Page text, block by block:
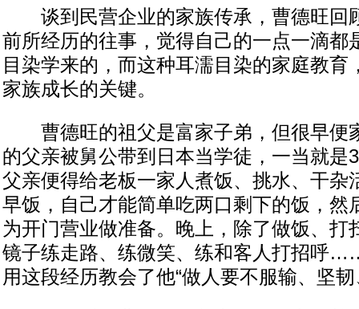
谈到民营企业的家族传承，曹德旺回
前所经历的往事，觉得自己的一点一滴都
目染学来的，而这种耳濡目染的家庭教育
家族成长的关键。
曹德旺的祖父是富家子弟，但很早便
的父亲被舅公带到日本当学徒，一当就是
父亲便得给老板一家人煮饭、挑水、干杂
早饭，自己才能简单吃两口剩下的饭，然
为开门营业做准备。晚上，除了做饭、打
镜子练走路、练微笑、练和客人打招呼
用这段经历教会了他“做人要不服输、坚